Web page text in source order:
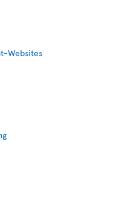
Websites